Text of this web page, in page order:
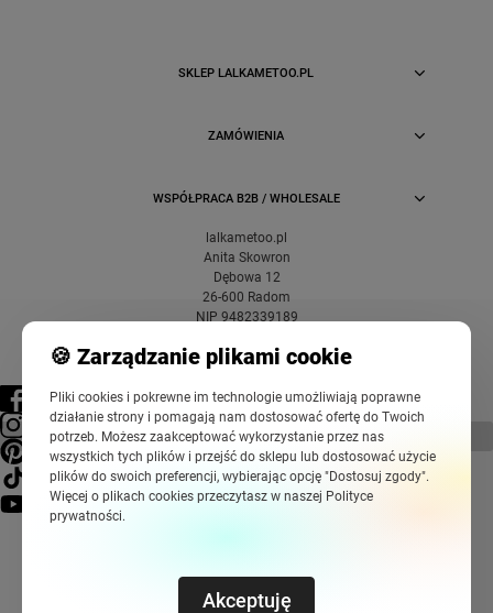
SKLEP LALKAMETOO.PL
ZAMÓWIENIA
WSPÓŁPRACA B2B / WHOLESALE
lalkametoo.pl
Anita Skowron
Dębowa 12
26-600 Radom
NIP 9482339189
pokaż pełną wersję strony
Sklep internetowy Shoper Premium Szablony Shoper Modern™
🍪 Zarządzanie plikami cookie
Pliki cookies i pokrewne im technologie umożliwiają poprawne
działanie strony i pomagają nam dostosować ofertę do Twoich
potrzeb. Możesz zaakceptować wykorzystanie przez nas
wszystkich tych plików i przejść do sklepu lub dostosować użycie
plików do swoich preferencji, wybierając opcję "Dostosuj zgody".
Więcej o plikach cookies przeczytasz w naszej Polityce
prywatności.
Akceptuję